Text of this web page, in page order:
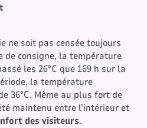
ne soit pas censée toujours
consigne, la température
les 26°C que 169 h sur la
la température
36°C. Même au plus fort de
maintenu entre l’intérieur et
des visiteurs.